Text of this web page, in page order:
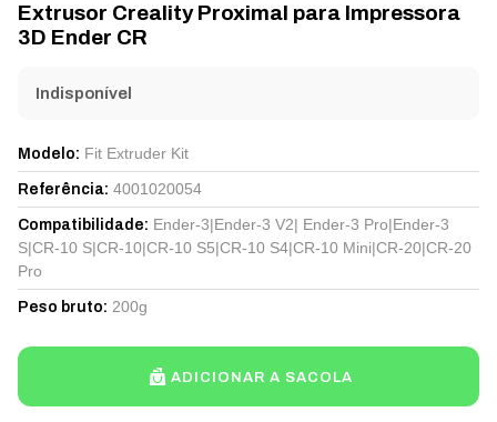
Extrusor Creality Proximal para Impressora
3D Ender CR
Indisponível
Modelo: Fit Extruder Kit
Referência: 4001020054
Compatibilidade: Ender-3|Ender-3 V2| Ender-3 Pro|Ender-3
S|CR-10 S|CR-10|CR-10 S5|CR-10 S4|CR-10 Mini|CR-20|CR-20
Pro
Peso bruto: 200g
ADICIONAR A SACOLA